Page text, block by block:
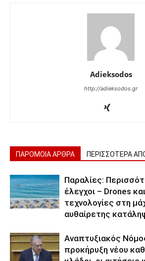
Adieksodos
http://adieksodos.gr
ΠΑΡΟΜΟΙΑ ΑΡΘΡΑ ΠΕΡΙΣΣΟΤΕΡΑ
Παραλίες:
έλεγχοι – Drones
τεχνολογίες στη
αυθαίρετης
Αναπτυξιακός
προκήρυξη νέου